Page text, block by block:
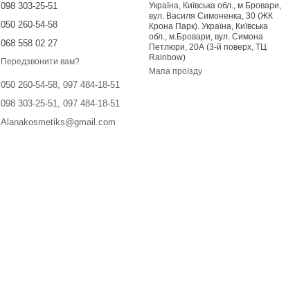
098 303-25-51
050 260-54-58
068 558 02 27
Передзвонити вам?
050 260-54-58, 097 484-18-51
098 303-25-51, 097 484-18-51
Alanakosmetiks@gmail.com
Україна, Київська обл., м.Бровари,
вул. Василя Симоненка, 30 (ЖК
Крона Парк). Україна, Київська
обл., м.Бровари, вул. Симона
Петлюри, 20А (3-й поверх, ТЦ
Rainbow)
Мапа проїзду